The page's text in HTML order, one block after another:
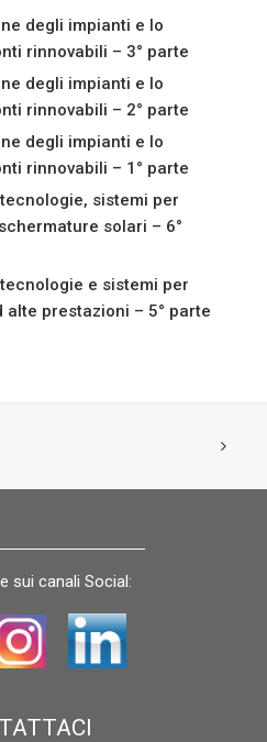
degli impianti e lo
rinnovabili – 3° parte
degli impianti e lo
rinnovabili – 2° parte
degli impianti e lo
rinnovabili – 1° parte
sistemi per
solari – 6°
e sistemi per
alte prestazioni – 5° parte
sui canali Social: